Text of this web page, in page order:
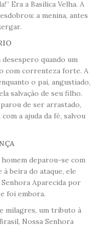
Era a Basílica Velha. A
a menina, antes
quando um
com correnteza forte. A
o pai, angustiado,
salvação de seu filho.
de ser arrastado,
a ajuda da fé, salvou
homem deparou-se com
à beira do ataque, ele
Aparecida por
foi embora.
milagres, um tributo à
Nossa Senhora